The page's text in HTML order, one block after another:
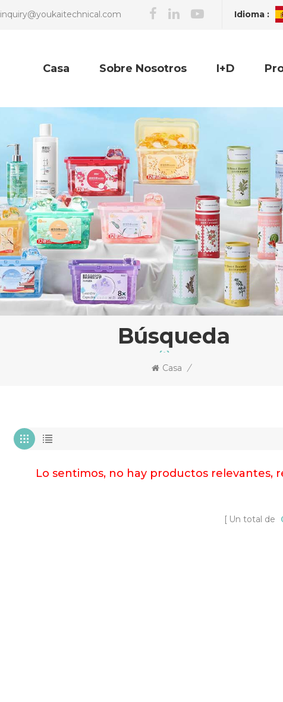
inquiry@youkaitechnical.com Idioma :
Casa Sobre Nosotros I+D
Búsqueda
Casa /
Lo sentimos, no hay productos relevantes,
Un total de